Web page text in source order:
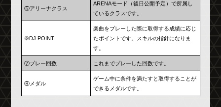
⑤アリーナクラス
ARENAモード（後日公開予定）で所属し
ているクラスです。
⑥DJ POINT
楽曲をプレーした際に取得する成績に応じ
たポイントです。スキルの指針になりま
す。
⑦プレー回数 これまでプレーした回数です。
⑧メダル
ゲーム中に条件を満たすと取得することが
できるメダルです。